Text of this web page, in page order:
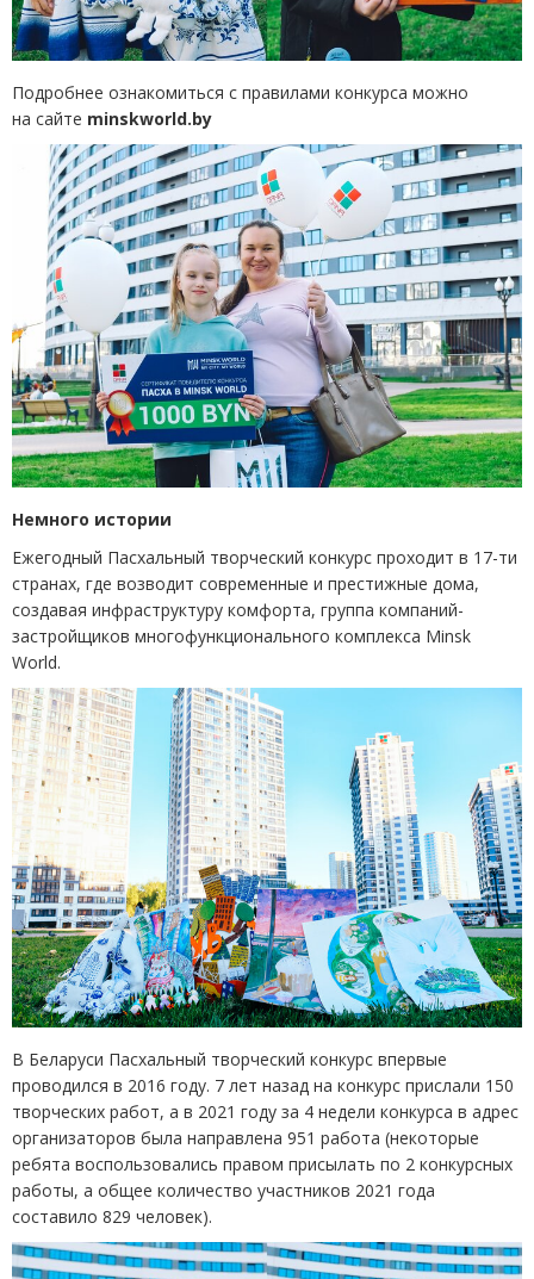
Подробнее ознакомиться с правилами конкурса можно
на сайте minskworld.by
Немного истории
Ежегодный Пасхальный творческий конкурс проходит в 17-ти
странах, где возводит современные и престижные дома,
создавая инфраструктуру комфорта, группа компаний-
застройщиков многофункционального комплекса Minsk
World.
В Беларуси Пасхальный творческий конкурс впервые
проводился в 2016 году. 7 лет назад на конкурс прислали 150
творческих работ, а в 2021 году за 4 недели конкурса в адрес
организаторов была направлена 951 работа (некоторые
ребята воспользовались правом присылать по 2 конкурсных
работы, а общее количество участников 2021 года
составило 829 человек).